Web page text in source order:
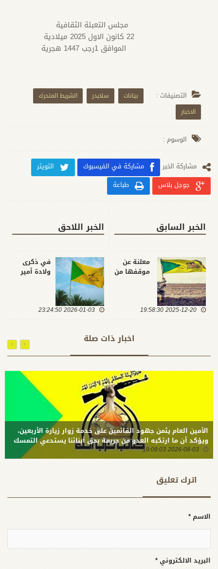
مجلس التعبئة الثقافية
22 كانون الاول 2025 ميلادية
الموافق 1رجب 1447 هجرية
التصنيفات : بيانات سلايدر
الشريط المتحرك
الاخبار
الوسوم :
مشارکة الخبر مشاركة في الفيسبوك
التويتر
جوجل بلاس
طباعة
الخبر السابق
معلنة عن
موقفها من
الله: الحديث
الحكومة لن
بعد خروج
جميع قوات
الاحتلال
والناتو
والجيش
التركي
2025-12-20 19:58:30
الخبر اللاحق
في ذكرى
ولادة أمير
إحياء هذه
العدل إلى
موقف
والمقاومة
إلى وعي
2026-01-03 23:24:50
اخبار ذات صلة
الأمين العام يثمن جهود القائمين على خدمة زوار زيارة الأربعين،
ويؤكد أن ما ارتكبه العدو من جريمة بحق أبنائنا يستدعي التمسك
بالسلاح وتطويره لردع كل من يريد بنا شراً
2026-08-03 19:09:03
اترك تعلیق
الاسم *
البريد الالكتروني *